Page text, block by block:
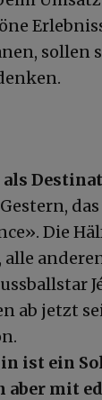
sollen
als
Die
alle
ab jetzt
ist ein
aber mit